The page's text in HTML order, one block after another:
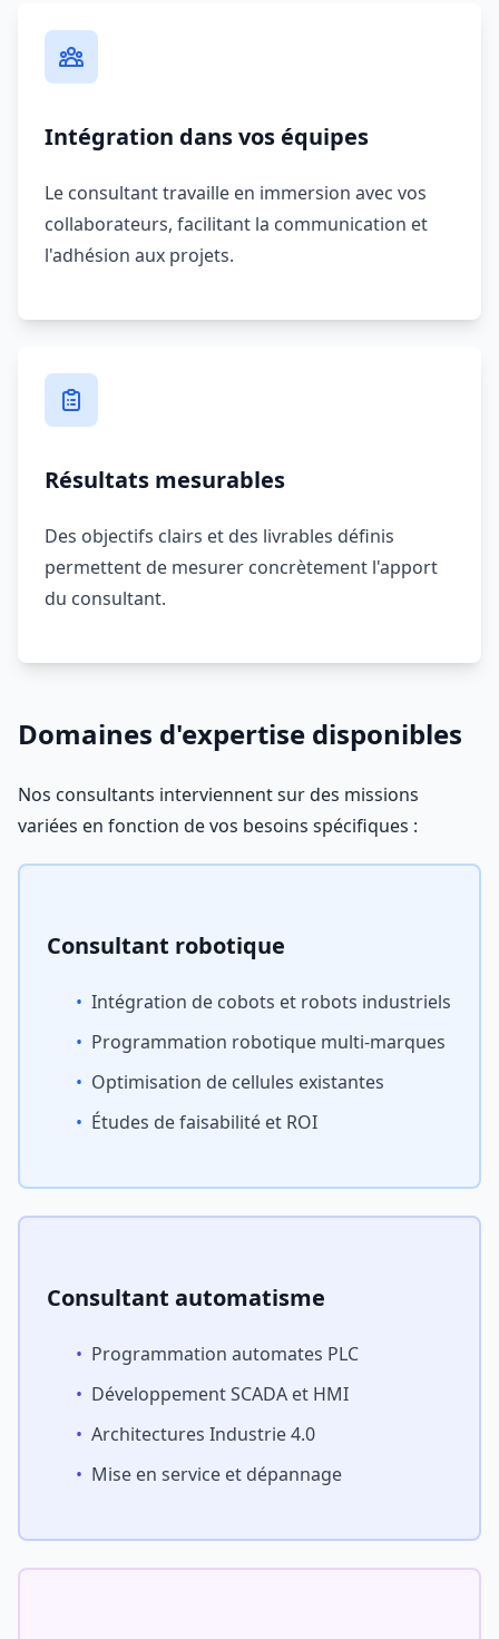
Intégration dans vos équipes
Le consultant travaille en immersion avec vos
collaborateurs, facilitant la communication et
l'adhésion aux projets.
Résultats mesurables
Des objectifs clairs et des livrables définis
permettent de mesurer concrètement l'apport
du consultant.
Domaines d'expertise disponibles
Nos consultants interviennent sur des missions
variées en fonction de vos besoins spécifiques :
Consultant robotique
• Intégration de cobots et robots industriels
• Programmation robotique multi-marques
• Optimisation de cellules existantes
• Études de faisabilité et ROI
Consultant automatisme
• Programmation automates PLC
• Développement SCADA et HMI
• Architectures Industrie 4.0
• Mise en service et dépannage